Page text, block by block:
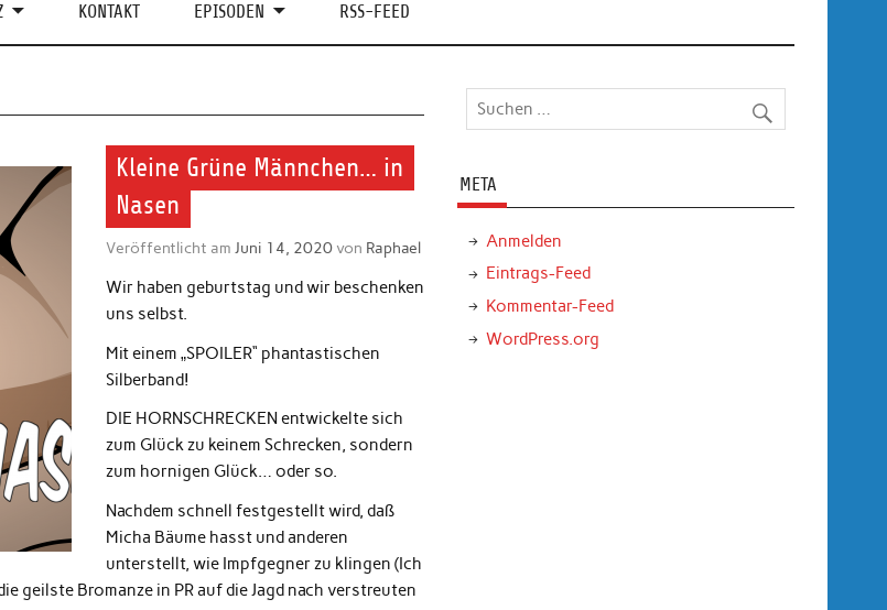
KONTAKT EPISODEN RSS-FEED
Kleine Grüne Männchen… in
Nasen
Veröffentlicht am Juni 14, 2020von Raphael
Wir haben geburtstag und wir beschenken
uns selbst.
Mit einem „SPOILER“ phantastischen
Silberband!
DIE HORNSCHRECKEN entwickelte sich
zum Glück zu keinem Schrecken, sondern
zum hornigen Glück… oder so.
Nachdem schnell festgestellt wird, daß
Micha Bäume hasst und anderen
unterstellt, wie Impfgegner zu klingen (Ich
geilste Bromanze in PR auf die Jagd nach verstreuten
META
Anmelden
Eintrags-Feed
Kommentar-Feed
WordPress.org